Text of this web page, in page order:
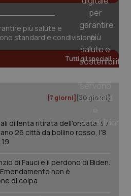
più salute e
standard e condivisione
Tutti gli speciali
[7 giorni] [30 giorni]
di lenta ritirata dell'ondata: il 7
26 città da bollino rosso, l'8
di Fauci e il perdono di Biden.
non è
di colpa
www.quotidianosanita.it
www.quotidianosanita.it